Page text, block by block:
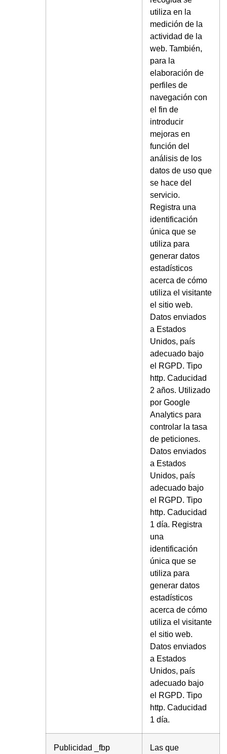
utiliza en la
medición de la
actividad de la
web. También,
para la
elaboración de
perfiles de
navegación con
el fin de
introducir
mejoras en
función del
análisis de los
datos de uso que
se hace del
servicio.
Registra una
identificación
única que se
utiliza para
generar datos
estadísticos
acerca de cómo
utiliza el visitante
el sitio web.
Datos enviados
a Estados
Unidos, país
adecuado bajo
el RGPD. Tipo
http. Caducidad
2 años. Utilizado
por Google
Analytics para
controlar la tasa
de peticiones.
Datos enviados
a Estados
Unidos, país
adecuado bajo
el RGPD. Tipo
http. Caducidad
1 día. Registra
una
identificación
única que se
utiliza para
generar datos
estadísticos
acerca de cómo
utiliza el visitante
el sitio web.
Datos enviados
a Estados
Unidos, país
adecuado bajo
el RGPD. Tipo
http. Caducidad
1 día.
Publicidad _fbp
Las que